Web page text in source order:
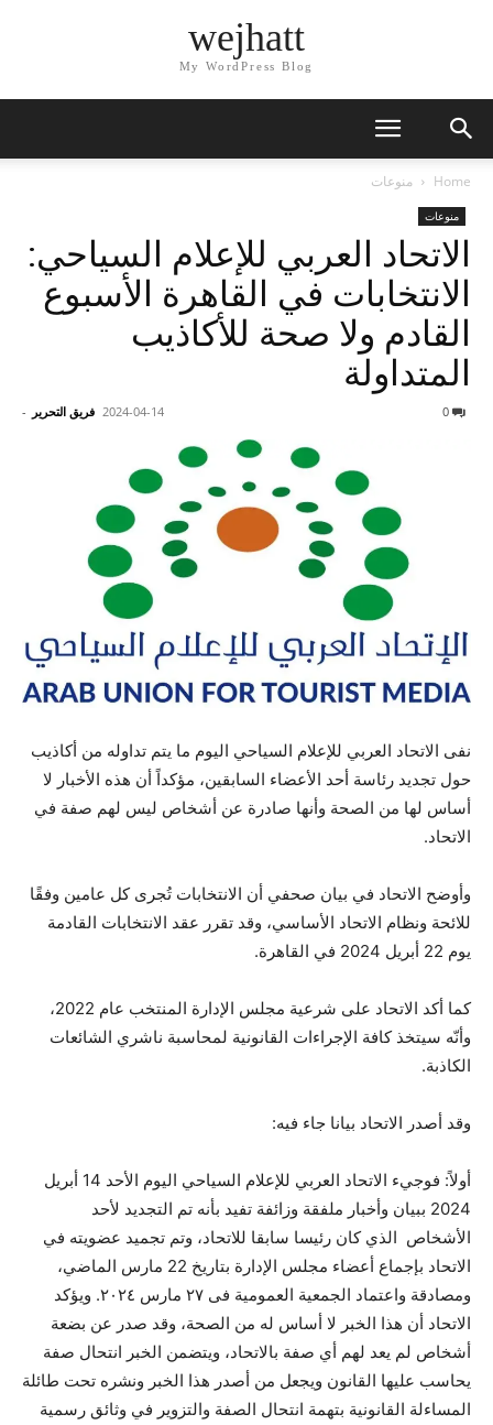
wejhatt
My WordPress Blog
Home منوعات
منوعات
الاتحاد العربي للإعلام السياحي:
الانتخابات في القاهرة الأسبوع
القادم ولا صحة للأكاذيب
المتداولة
فريق التحرير - 2024-04-14
نفى الاتحاد العربي للإعلام السياحي اليوم ما يتم تداوله من أكاذيب
حول تجديد رئاسة أحد الأعضاء السابقين، مؤكداً أن هذه الأخبار لا
أساس لها من الصحة وأنها صادرة عن أشخاص ليس لهم صفة في
الاتحاد.
وأوضح الاتحاد في بيان صحفي أن الانتخابات تُجرى كل عامين وفقًا
للائحة ونظام الاتحاد الأساسي، وقد تقرر عقد الانتخابات القادمة
يوم 22 أبريل 2024 في القاهرة.
كما أكد الاتحاد على شرعية مجلس الإدارة المنتخب عام 2022،
وأنّه سيتخذ كافة الإجراءات القانونية لمحاسبة ناشري الشائعات
الكاذبة.
وقد أصدر الاتحاد بيانا جاء فيه:
أولاً: فوجيء الاتحاد العربي للإعلام السياحي اليوم الأحد 14 أبريل
2024 ببيان وأخبار ملفقة وزائفة تفيد بأنه تم التجديد لأحد
الأشخاص الذي كان رئيسا سابقا للاتحاد، وتم تجميد عضويته في
الاتحاد بإجماع أعضاء مجلس الإدارة بتاريخ 22 مارس الماضي،
ومصادقة واعتماد الجمعية العمومية فى ٢٧ مارس ٢٠٢٤. ويؤكد
الاتحاد أن هذا الخبر لا أساس له من الصحة، وقد صدر عن بضعة
أشخاص لم يعد لهم أي صفة بالاتحاد، ويتضمن الخبر انتحال صفة
يحاسب عليها القانون ويجعل من أصدر هذا الخبر ونشره تحت طائلة
المساءلة القانونية بتهمة انتحال الصفة والتزوير في وثائق رسمية